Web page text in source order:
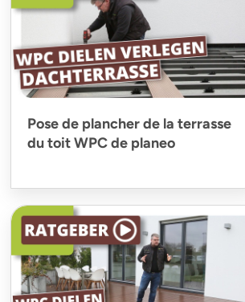
Pose de plancher de la terrasse
du toit WPC de planeo